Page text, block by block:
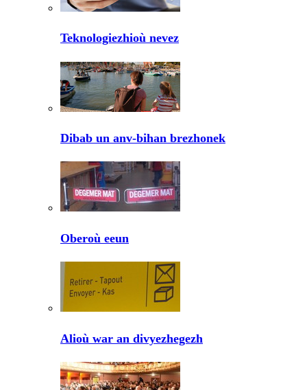
Teknologiezhioù nevez
Dibab un anv-bihan brezhonek
Oberoù eeun
Alioù war an divyezhegezh